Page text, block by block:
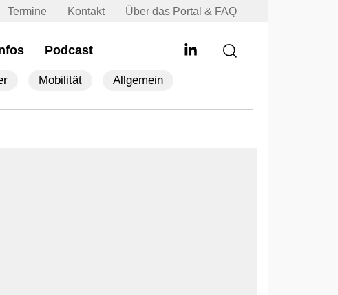
Termine Kontakt Über das Portal & FAQ
Podcast
Mobilität Allgemein